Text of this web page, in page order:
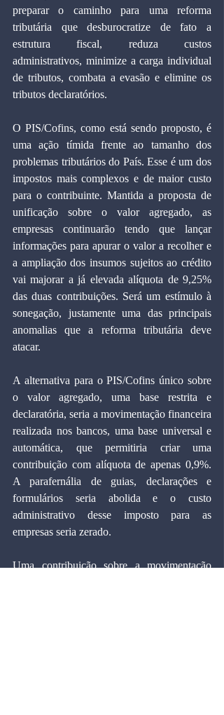
preparar o caminho para uma reforma
tributária que desburocratize de fato a
estrutura fiscal, reduza custos
administrativos, minimize a carga individual
de tributos, combata a evasão e elimine os
tributos declaratórios.
O PIS/Cofins, como está sendo proposto, é
uma ação tímida frente ao tamanho dos
problemas tributários do País. Esse é um dos
impostos mais complexos e de maior custo
para o contribuinte. Mantida a proposta de
unificação sobre o valor agregado, as
empresas continuarão tendo que lançar
informações para apurar o valor a recolher e
a ampliação dos insumos sujeitos ao crédito
vai majorar a já elevada alíquota de 9,25%
das duas contribuições. Será um estímulo à
sonegação, justamente uma das principais
anomalias que a reforma tributária deve
atacar.
A alternativa para o PIS/Cofins único sobre
o valor agregado, uma base restrita e
declaratória, seria a movimentação financeira
realizada nos bancos, uma base universal e
automática, que permitiria criar uma
contribuição com alíquota de apenas 0,9%.
A parafernália de guias, declarações e
formulários seria abolida e o custo
administrativo desse imposto para as
empresas seria zerado.
Uma contribuição sobre a movimentação